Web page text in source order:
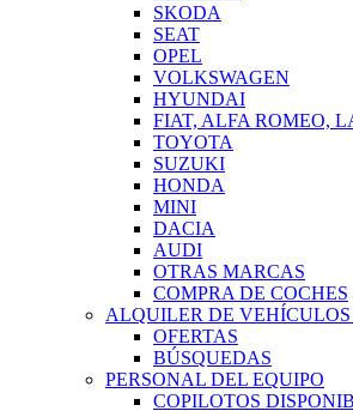
SKODA
SEAT
OPEL
VOLKSWAGEN
HYUNDAI
FIAT, ALFA ROMEO,
TOYOTA
SUZUKI
HONDA
MINI
DACIA
AUDI
OTRAS MARCAS
COMPRA DE COCHES
ALQUILER DE
OFERTAS
BÚSQUEDAS
PERSONAL DEL EQUIPO
COPILOTOS